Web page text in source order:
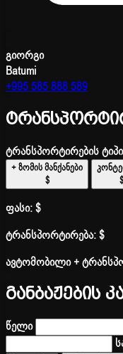
გიორგი
Batumi
+995 585 888 589
ტრანსპორტირების ტიპი
+ ზომის მანქანები
$
$
ფასი:$
ტრანსპორტირება:$
ავტომობილი +
განბაჟების
წელი